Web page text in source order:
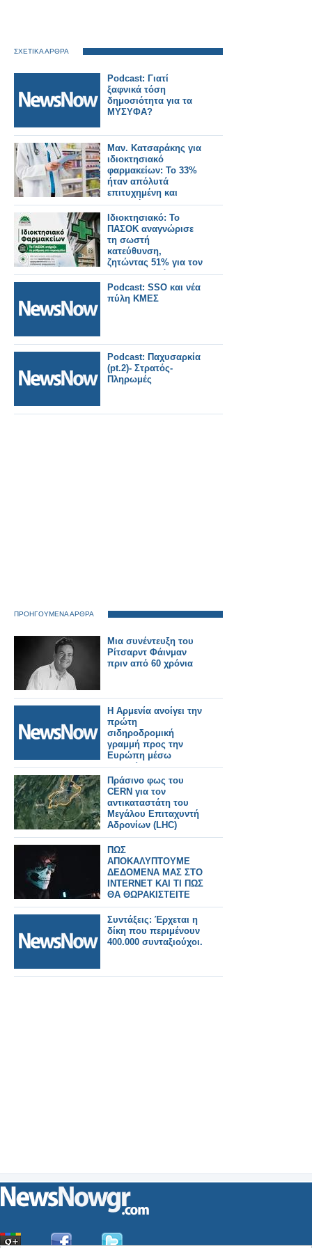
ΣΧΕΤΙΚΑ ΑΡΘΡΑ
Podcast: Γιατί
ξαφνικά τόση
δημοσιότητα για τα
ΜΥΣΥΦΑ?
Μαν. Κατσαράκης για
ιδιοκτησιακό
φαρμακείων: Το 33%
ήταν απόλυτά
επιτυχημένη και
κομβική
μεταρρύθμιση
Ιδιοκτησιακό: Το
ΠΑΣΟΚ αναγνώρισε
τη σωστή
κατεύθυνση,
ζητώντας 51% για τον
φαρμακοποιό
Podcast: SSO και νέα
πύλη ΚΜΕΣ
Podcast: Παχυσαρκία
(pt.2)- Στρατός-
Πληρωμές
ΠΡΟΗΓΟΥΜΕΝΑ ΑΡΘΡΑ
Μια συνέντευξη του
Ρίτσαρντ Φάινμαν
πριν από 60 χρόνια
Η Αρμενία ανοίγει την
πρώτη
σιδηροδρομική
γραμμή προς την
Ευρώπη μέσω
Γεωργίας και
Τουρκίας.
Πράσινο φως του
CERN για τον
αντικαταστάτη του
Μεγάλου Επιταχυντή
Αδρονίων (LHC)
ΠΩΣ
ΑΠΟΚΑΛΥΠΤΟΥΜΕ
ΔΕΔΟΜΕΝΑ ΜΑΣ ΣΤΟ
INTERNET ΚΑΙ ΤΙ ΠΩΣ
ΘΑ ΘΩΡΑΚΙΣΤΕΙΤΕ
Συντάξεις: Έρχεται η
δίκη που περιμένουν
400.000 συνταξιούχοι.